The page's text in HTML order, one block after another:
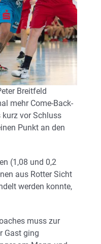
Breitfeld
mehr Come-Back-
vor Schluss
Punkt an den
(1,08 und 0,2
aus Rotter Sicht
werden konnte,
muss zur
Gast ging